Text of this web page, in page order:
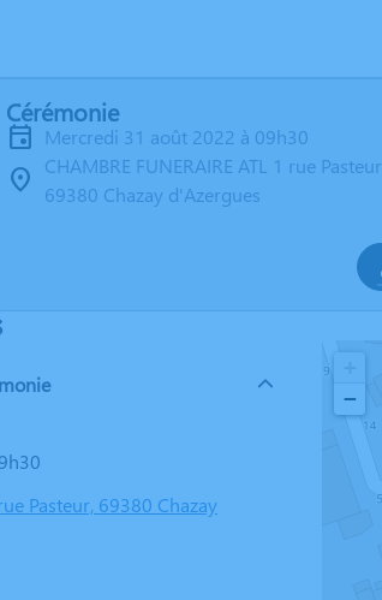
Cérémonie
mercredi 31 août 2022 à 09h30
CHAMBRE FUNERAIRE ATL 1 rue Pasteur
69380 Chazay d'Azergues
rue Pasteur, 69380 Chazay
−